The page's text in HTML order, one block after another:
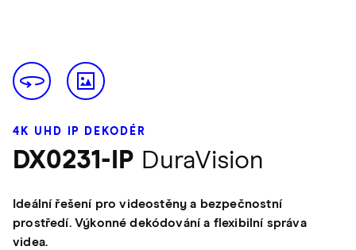
4K UHD IP DEKODÉR
DX0231-IP DuraVision
Ideální řešení pro videostěny a bezpečnostní
prostředí. Výkonné dekódování a flexibilní správa
videa.